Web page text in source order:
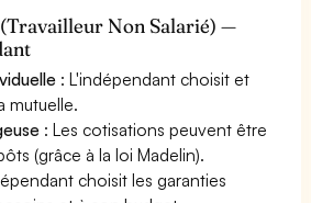
Non Salarié) —
: L'indépendant choisit et
mutuelle.
: Les cotisations peuvent être
(grâce à la loi Madelin).
choisit les garanties